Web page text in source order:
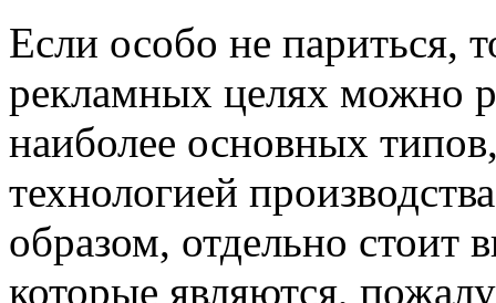
Если особо не париться,
рекламных целях можно
наиболее основных
технологией
образом, отдельно стоит
которые являются,